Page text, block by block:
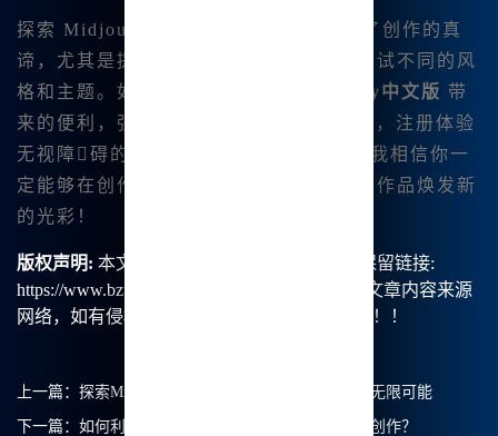
探索 Midjourney👍 的过程 让我😊领悟了创作的真
谛，尤其是提示词的巧妙使用让我敢于尝试不同的风
格和主题。如果你也想|体验
Midjourney中文版 带
来的便利，强烈推荐你访问
，注册体验
无视障碍的图像创作。通过这款工具，我相信你一
定能够在创作的道路上越走越远，让你的作品焕发新
的光彩！
版权声明: 本文由【B族智能】原创，转载请保留链接:
https://www.bzu.cn/news/show/4435.html，部分文章内容来源
网络，如有侵权请联系我们删除处理。谢谢！！！
上一篇： 探索Midjourney中文绘画：我的创作之旅与无限可能
下一篇： 如何利用Midjourney中文绘画提升你的艺术创作？